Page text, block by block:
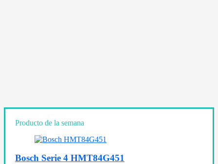
Producto de la semana
Bosch Serie 4 HMT84G451